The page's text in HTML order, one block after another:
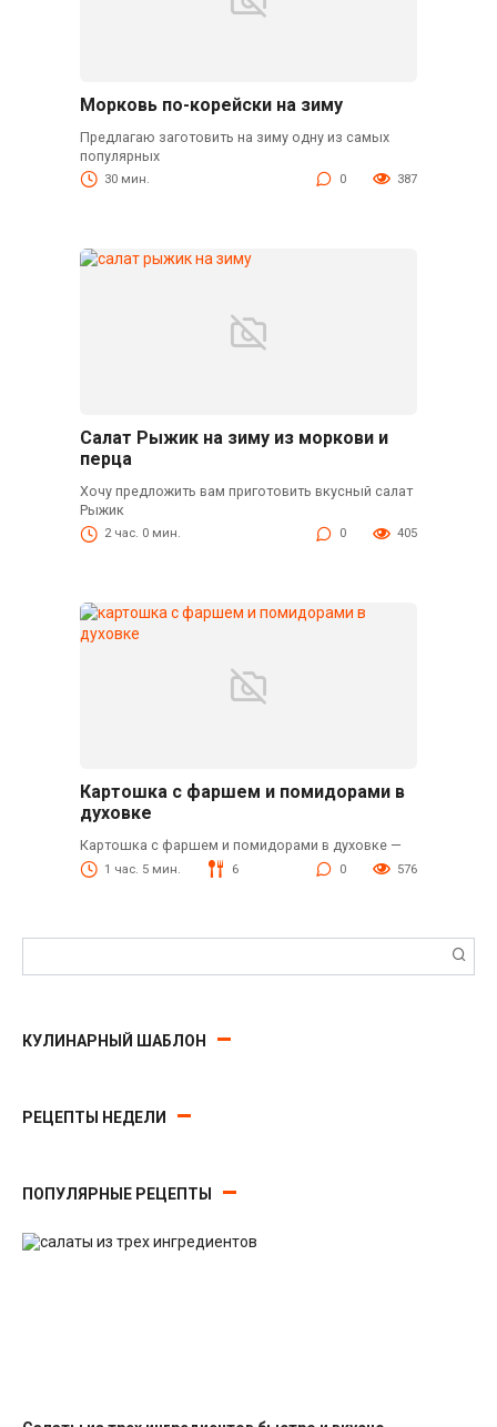
Морковь по-корейски на зиму
Предлагаю заготовить на зиму одну из самых
популярных
30 мин. 0 387
Салат Рыжик на зиму из моркови и
перца
Хочу предложить вам приготовить вкусный салат
Рыжик
2 час. 0 мин. 0 405
Картошка с фаршем и помидорами в
духовке
Картошка с фаршем и помидорами в духовке —
1 час. 5 мин. 6 0 576
КУЛИНАРНЫЙ ШАБЛОН
РЕЦЕПТЫ НЕДЕЛИ
ПОПУЛЯРНЫЕ РЕЦЕПТЫ